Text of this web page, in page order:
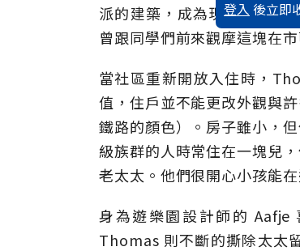
登入 後立即
派的建築，成為現代建築學
曾跟同學們前來觀摩這塊在
當社區重新開放入住時，
值，住戶並不能更改外觀與
鐵路的顏色）。房子雖小，
級族群的人時常住在一塊兒
老太太。他們很開心小孩能
身為遊樂園設計師的 Aafje
Thomas 則不斷的撕除太太